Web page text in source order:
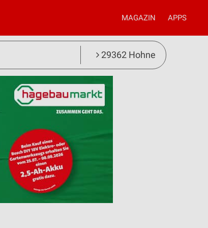
MAGAZIN APPS
29362 Hohne